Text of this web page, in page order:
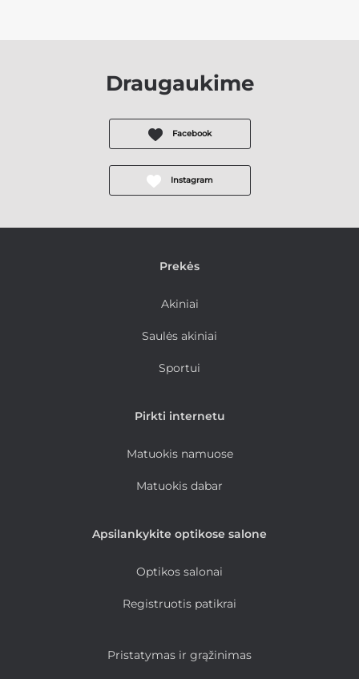
Draugaukime
Facebook
Instagram
Prekės
Akiniai
Saulės akiniai
Sportui
Pirkti internetu
Matuokis namuose
Matuokis dabar
Apsilankykite optikose salone
Optikos salonai
Registruotis patikrai
Pristatymas ir grąžinimas